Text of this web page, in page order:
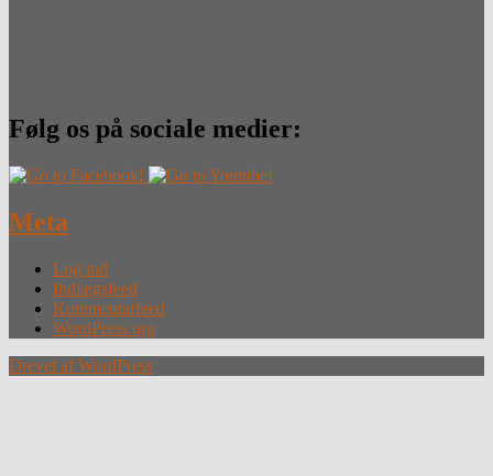
Følg os på sociale medier:
Meta
Log ind
Indlægsfeed
Kommentarfeed
WordPress.org
Drevet af WordPress